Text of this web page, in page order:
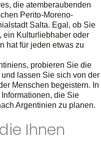
die atemberaubenden
Perito-Moreno-
Salta. Egal, ob Sie
ein Kulturliebhaber oder
hat für jeden etwas zu
probieren Sie die
lassen Sie sich von der
Menschen begeistern. In
die Sie
Argentinien zu planen.
Ihnen